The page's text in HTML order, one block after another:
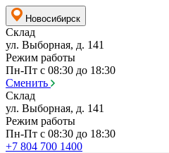
Новосибирск
Склад
ул. Выборная, д. 141
Режим работы
Пн-Пт с 08:30 до 18:30
Сменить
Склад
ул. Выборная, д. 141
Режим работы
Пн-Пт с 08:30 до 18:30
+7 804 700 1400